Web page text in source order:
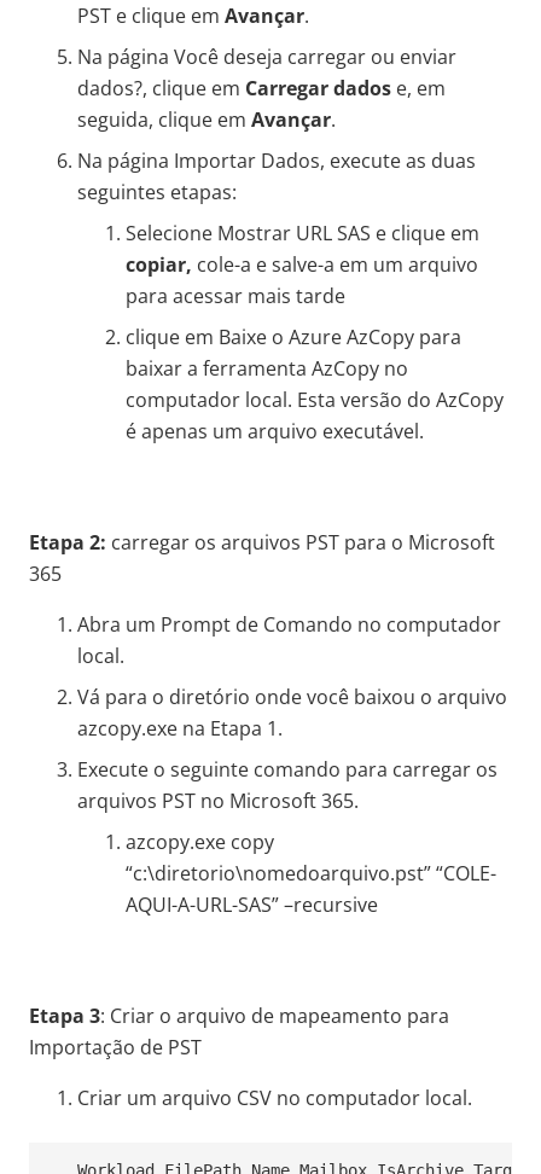
PST e clique em Avançar.
Na página Você deseja carregar ou enviar
dados?, clique em Carregar dados e, em
seguida, clique em Avançar.
Na página Importar Dados, execute as duas
seguintes etapas:
Selecione Mostrar URL SAS e clique em
copiar, cole-a e salve-a em um arquivo
para acessar mais tarde
clique em Baixe o Azure AzCopy para
baixar a ferramenta AzCopy no
computador local. Esta versão do AzCopy
é apenas um arquivo executável.
Etapa 2: carregar os arquivos PST para o Microsoft
365
Abra um Prompt de Comando no computador
local.
Vá para o diretório onde você baixou o arquivo
azcopy.exe na Etapa 1.
Execute o seguinte comando para carregar os
arquivos PST no Microsoft 365.
azcopy.exe copy
“c:\diretorio\nomedoarquivo.pst” “COLE-
AQUI-A-URL-SAS” –recursive
Etapa 3: Criar o arquivo de mapeamento para
Importação de PST
Criar um arquivo CSV no computador local.